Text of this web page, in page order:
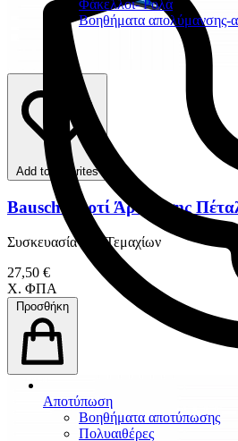
Φάκελλοι- Ρολά
Βοηθήματα απολύμανσης-
Αποτύπωση
Βοηθήματα αποτύπωσης
Πολυαιθέρες
Add to favorites
Bausch Χαρτί Άρθρωσης
Συσκευασία 150 Τεμαχίων
27,50 €
Χ. ΦΠΑ
Προσθήκη